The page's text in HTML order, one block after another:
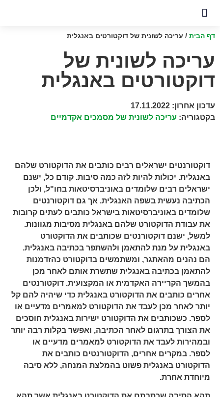
דף הבית / עריכה לשונית של דוקטורטים באנגלית
עריכה לשונית של
דוקטורטים באנגלית
עדכון אחרון: 17.11.2022
בקטגוריה: עריכה לשונית של מסמכים אקדמיים
דוקטורנטים ישראלים רבים כותבים את הדוקטורט שלהם
באנגלית. יכולות להיות לזה כמה סיבות. קודם כל, ישנם
ישראלים רבים שלומדים באוניברסיטאות בחו"ל, ולכן
הכתיבה נעשית בשפה האנגלית. אך גם דוקטורנטים
שלומדים באוניברסיטאות בישראל כותבים לעתים קרובות
את עבודת הדוקטורט שלהם באנגלית מסיבות מגוונות.
למשל, ישנם דוקטורנטים שכותבים את הדוקטורט
באנגלית על מנת להתאמן ולהשתפר בכתיבה באנגלית.
הם נהנים מהאתגר, ומשתמשים בדוקטורט כהזדמנות
להתאמן בכתיבה באנגלית שתשרת אותם לאחר מכן
בהמשך הקריירה האקדמית או המקצועית. דוקטורנטים
אחרים כותבים את הדוקטורט באנגלית כדי שיהיה להם קל
יותר לאחר מכן לעבד את הדוקטורט למאמרים מדעיים או
לספר. כשכותבים את הדוקטורט ישירות באנגלית חוסכים
את הצורך בתרגום לאחר הכתיבה, ואפשר בקלות רבה יותר
ובמהירות לעבד את הדוקטורט למאמרים מדעיים או
לספר. במקרים אחרים, הדוקטורנטים כותבים את
הדוקטורט באנגלית פשוט בהמלצת המנחה, ללא סיבה
מיוחדת אחרת.